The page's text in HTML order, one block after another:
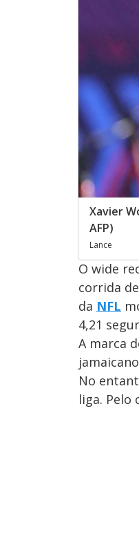
Xavier
AFP)
Lance
O wide
corrida
da NFL
4,21
A marca
No
liga. Pelo